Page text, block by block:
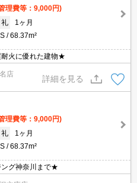
理費等：9,000円)
礼
1ヶ月
68.37m²
火に優れた建物★
店
詳細を見る
理費等：9,000円)
礼
1ヶ月
68.37m²
グ神奈川まで★